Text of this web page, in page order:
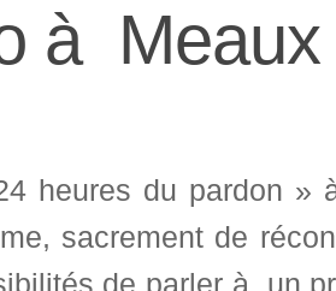
à Meaux
heures du pardon
sacrement de
de parler à un